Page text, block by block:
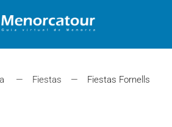
Fiestas Fiestas Fornells